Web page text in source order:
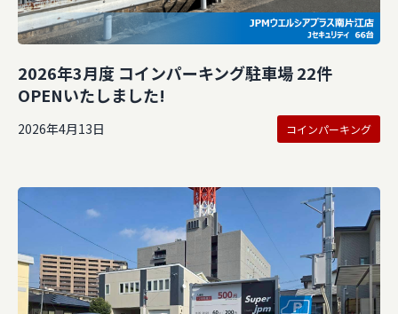
2026年3月度 コインパーキング駐車場 22件
OPENいたしました!
2026年4月13日 コインパーキング